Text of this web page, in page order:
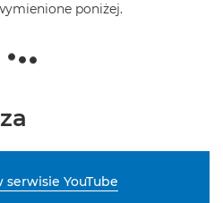
poniżej.
serwisie YouTube